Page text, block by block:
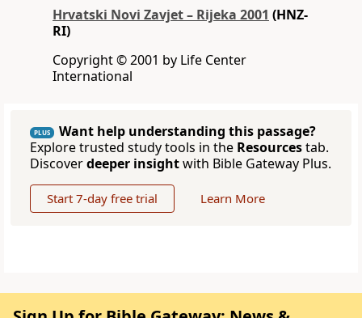
Hrvatski Novi Zavjet – Rijeka 2001 (HNZ-
RI)
Copyright © 2001 by Life Center
International
PLUS
Want help understanding this passage?
Explore trusted study tools in the Resourcestab.
Discoverdeeper insightwith Bible Gateway Plus.
Start 7-day free trial Learn More